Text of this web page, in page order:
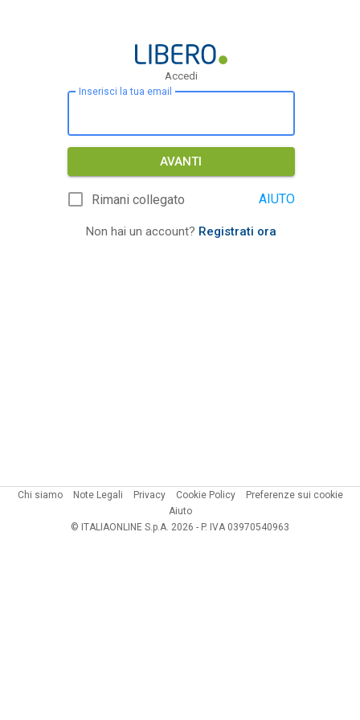
Accedi
Inserisci la tua email
AVANTI
Rimani collegato AIUTO
Non hai un account? Registrati ora
Chi siamo Note Legali Privacy Cookie Policy
Preferenze sui cookie
Aiuto
© ITALIAONLINE S.p.A. 2026 - P. IVA 03970540963